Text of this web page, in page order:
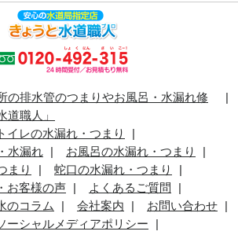
の排水管のつまりやお風呂・水漏れ修
道職人」
トイレの水漏れ・つまり
水漏れ
お風呂の水漏れ・つまり
まり
蛇口の水漏れ・つまり
お客様の声
よくあるご質問
のコラム 会社案内
お問い合わせ
ーシャルメディアポリシー